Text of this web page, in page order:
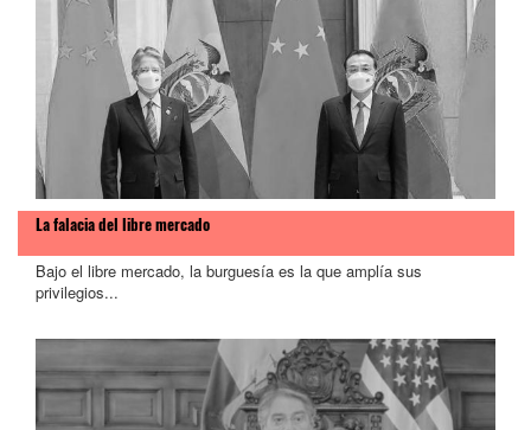
La falacia del libre mercado
Bajo el libre mercado, la burguesía es la que amplía sus
privilegios...